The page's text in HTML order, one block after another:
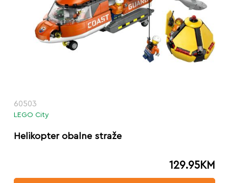
60503
LEGO City
Helikopter obalne straže
129.95KM